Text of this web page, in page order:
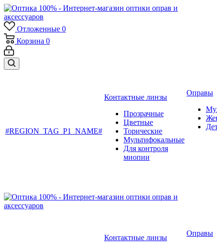
Отложенные 0
Корзина 0
#REGION_TAG_P1_NAME#
Контактные линзы
Прозрачные
Цветные
Торические
Мультифокальные
Для контроля
миопии
Оправы
Контактные линзы
Оправы